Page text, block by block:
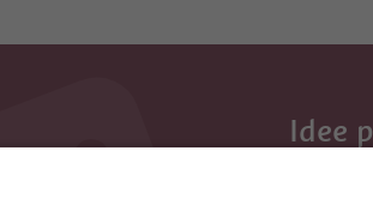
Idee